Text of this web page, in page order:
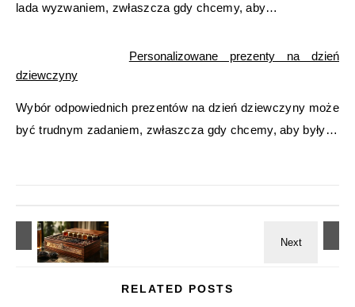
lada wyzwaniem, zwłaszcza gdy chcemy, aby…
Personalizowane prezenty na dzień
dziewczyny
Wybór odpowiednich prezentów na dzień dziewczyny może
być trudnym zadaniem, zwłaszcza gdy chcemy, aby były…
RELATED POSTS